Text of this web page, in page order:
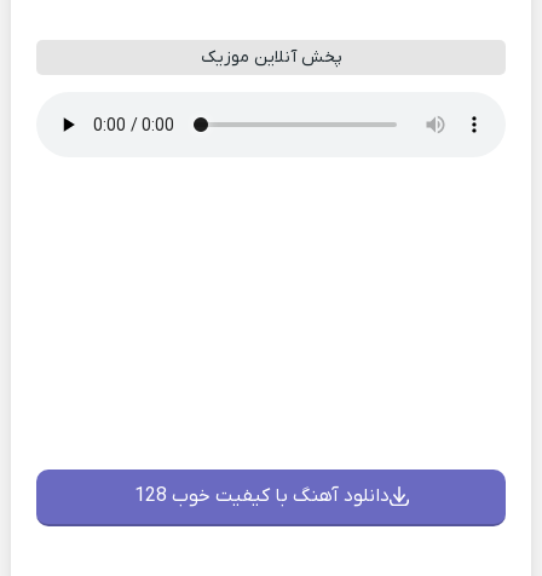
پخش آنلاین موزیک
دانلود آهنگ با کیفیت خوب 128